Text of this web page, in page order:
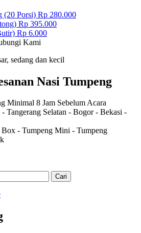
(20 Porsi) Rp 280.000
Rp 395.000
Rp 6.000
Kami
sedang dan kecil
Nasi Tumpeng
Minimal 8 Jam Sebelum Acara
- Tangerang Selatan - Bogor - Bekasi -
- Tumpeng Mini - Tumpeng